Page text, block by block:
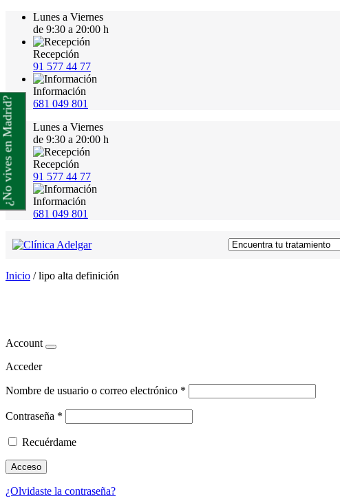
Lunes a Viernes
de 9:30 a 20:00 h
Recepción
91 577 44 77
Información
681 049 801
Lunes a Viernes
de 9:30 a 20:00 h
Recepción
91 577 44 77
Información
681 049 801
Inicio /lipo alta definición
Account
Acceder
Nombre de usuario o correo electrónico *
Contraseña *
Recuérdame
Acceso
¿Olvidaste la contraseña?
¿No vives en Madrid?